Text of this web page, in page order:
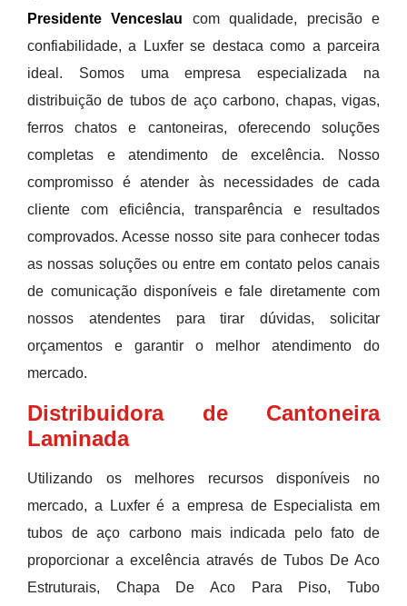
Presidente Venceslau com qualidade, precisão e
confiabilidade, a Luxfer se destaca como a parceira
ideal. Somos uma empresa especializada na
distribuição de tubos de aço carbono, chapas, vigas,
ferros chatos e cantoneiras, oferecendo soluções
completas e atendimento de excelência. Nosso
compromisso é atender às necessidades de cada
cliente com eficiência, transparência e resultados
comprovados. Acesse nosso site para conhecer todas
as nossas soluções ou entre em contato pelos canais
de comunicação disponíveis e fale diretamente com
nossos atendentes para tirar dúvidas, solicitar
orçamentos e garantir o melhor atendimento do
mercado.
Distribuidora de Cantoneira
Laminada
Utilizando os melhores recursos disponíveis no
mercado, a Luxfer é a empresa de Especialista em
tubos de aço carbono mais indicada pelo fato de
proporcionar a excelência através de Tubos De Aco
Estruturais, Chapa De Aco Para Piso, Tubo